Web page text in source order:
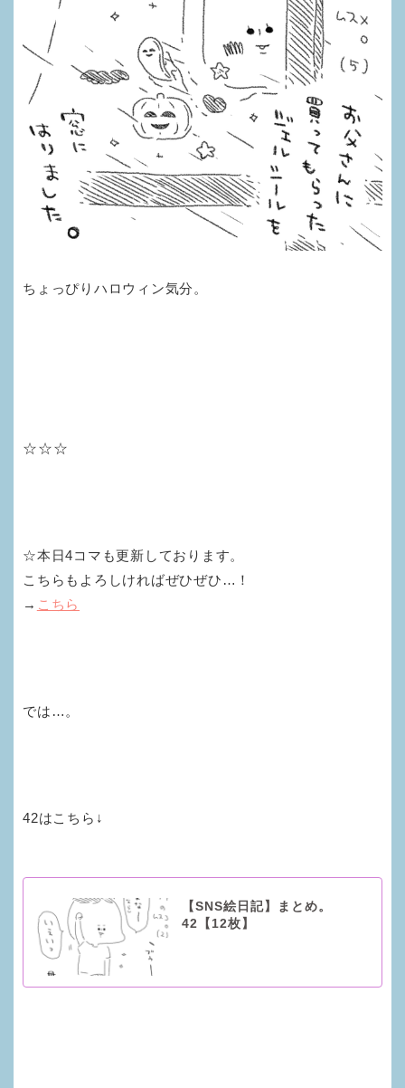
ちょっぴりハロウィン気分。
☆☆☆
☆本日4コマも更新しております。
こちらもよろしければぜひぜひ…！
→ こちら
では…。
42はこちら↓
【SNS絵日記】まとめ。
42【12枚】